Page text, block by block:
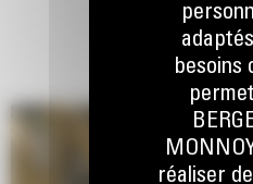
besoins
réaliser